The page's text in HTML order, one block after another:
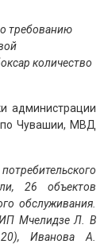
требованию
количество
администрации
по Чувашии, МВД
26 объектов
обслуживания.
ИП Мчелидзе Л. В
Иванова А.